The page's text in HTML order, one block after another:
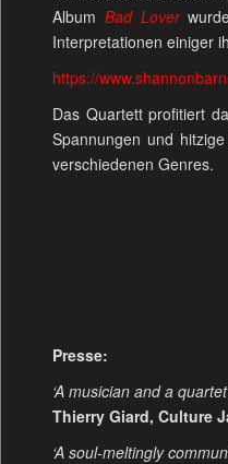
Album Bad Lover
Interpretationen einiger
https://
Das Quartett profitiert
Spannungen und
verschiedenen Genres.
Presse:
‘A musician and a
Thierry Giard, Culture
‘A soul-meltingly